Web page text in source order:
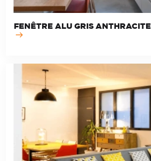
FENÊTRE ALU GRIS ANTHRACITE